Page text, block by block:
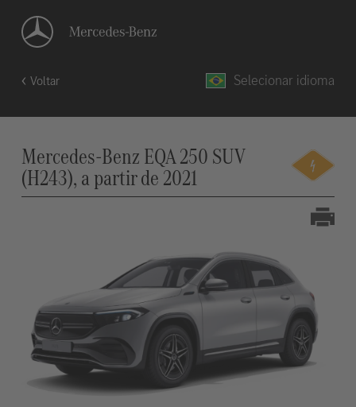
Voltar Selecionar idioma
Mercedes-Benz EQA 250 SUV
(H243), a partir de 2021